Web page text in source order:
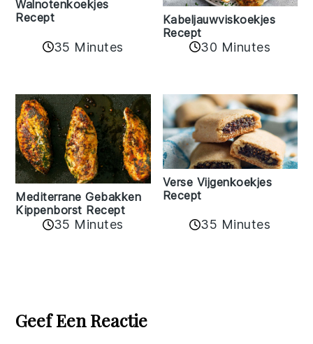
Walnotenkoekjes
Recept
35 Minutes
Kabeljauwviskoekjes
Recept
30 Minutes
Mediterrane Gebakken
Kippenborst Recept
35 Minutes
Verse Vijgenkoekjes
Recept
35 Minutes
Interactions
Geef Een Reactie